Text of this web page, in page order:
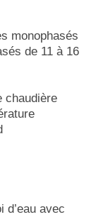
monophasés
de 11 à 16
chaudière
d’eau avec